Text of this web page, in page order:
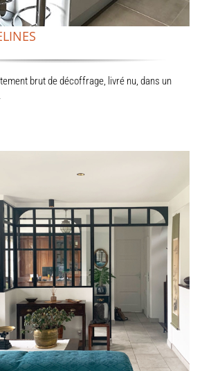
brut de décoffrage, livré nu, dans un